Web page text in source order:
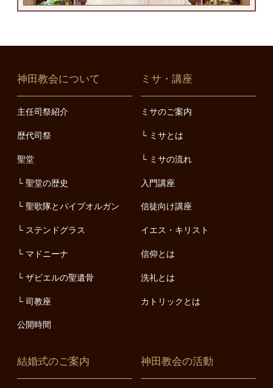
神田教会について
主任司祭紹介
歴代司祭
聖堂
聖堂の歴史
聖歌隊とパイプオルガン
ステンドグラス
マドニーナ
ザビエルの聖遺骨
司教座
公開時間
ミサ・講座
ミサのご案内
ミサとは
ミサの流れ
入門講座
信徒向け講座
イエス・キリスト
信仰とは
洗礼とは
カトリックとは
結婚式のご案内 神田教会の活動